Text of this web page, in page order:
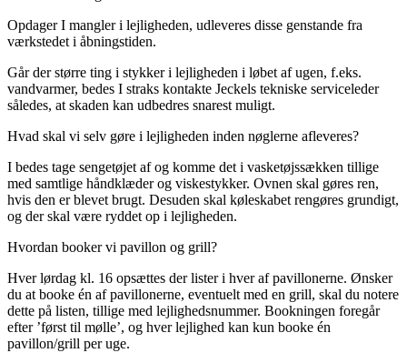
Opdager I mangler i lejligheden, udleveres disse genstande fra
værkstedet i åbningstiden.
Går der større ting i stykker i lejligheden i løbet af ugen, f.eks.
vandvarmer, bedes I straks kontakte Jeckels tekniske serviceleder
således, at skaden kan udbedres snarest muligt.
Hvad skal vi selv gøre i lejligheden inden nøglerne afleveres?
I bedes tage sengetøjet af og komme det i vasketøjssækken tillige
med samtlige håndklæder og viskestykker. Ovnen skal gøres ren,
hvis den er blevet brugt. Desuden skal køleskabet rengøres grundigt,
og der skal være ryddet op i lejligheden.
Hvordan booker vi pavillon og grill?
Hver lørdag kl. 16 opsættes der lister i hver af pavillonerne. Ønsker
du at booke én af pavillonerne, eventuelt med en grill, skal du notere
dette på listen, tillige med lejlighedsnummer. Bookningen foregår
efter ’først til mølle’, og hver lejlighed kan kun booke én
pavillon/grill per uge.